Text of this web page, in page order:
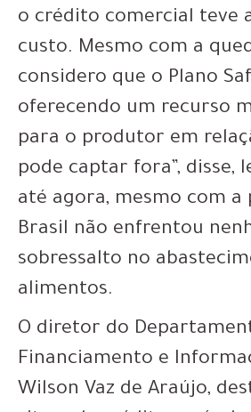
o crédito comercial teve
custo. Mesmo com a
considero que o Plano
oferecendo um recurso
para o produtor em
pode captar fora”, disse,
até agora, mesmo com a
Brasil não enfrentou
sobressalto no
alimentos.
O diretor do
Financiamento e
Wilson Vaz de Araújo,